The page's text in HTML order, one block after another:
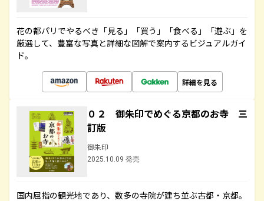
花の都パリでやるべき「見る」「買う」「食べる」「遊ぶ」を
厳選して、豊富な写真と詳細な図解で案内するビジュアルガイ
ド。
詳細を見る
０２ 御朱印でめぐる京都のお寺 三
訂版
御朱印
2025.10.09 発売
国内屈指の観光地であり、数多の寺院が建ち並ぶ古都・京都。